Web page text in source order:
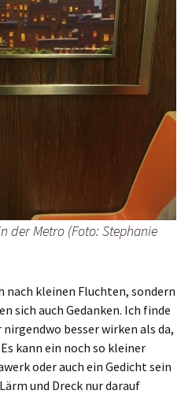
der Metro (Foto: Stephanie
nach kleinen Fluchten, sondern
sich auch Gedanken. Ich finde
besser wirken als da,
kann ein noch so kleiner
oder auch ein Gedicht sein
und Dreck nur darauf